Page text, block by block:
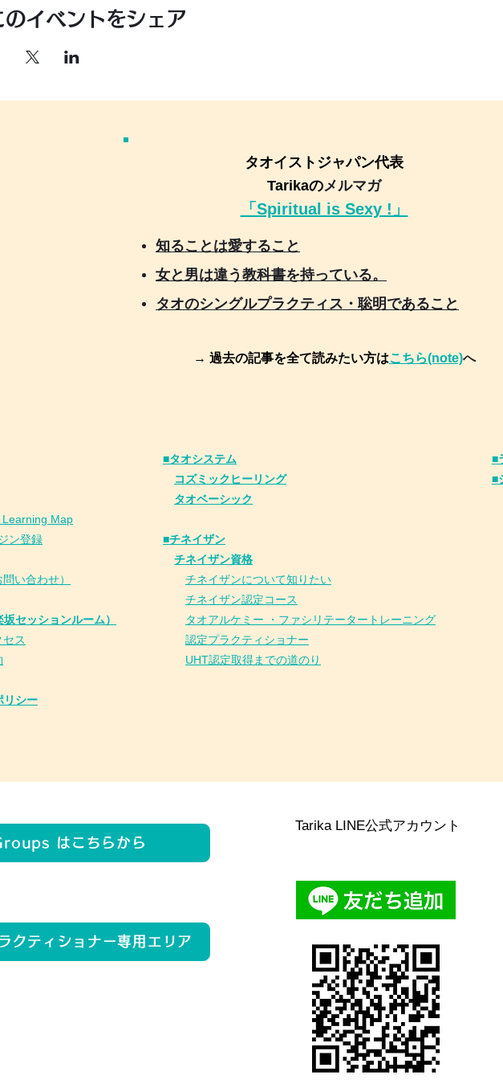
のイベントをシェア
タオイストジャパン代表
Tarikaのメルマガ
「Spiritual is Sexy !」
知ることは愛すること
女と男は違う教科書を持っている。
タオのシングルプラクティス・聡明であること
→ 過去の記事を全て読みたい方はこちら(note)へ
Map
ン登録
い合わせ）
セッションルーム）
ス
リシー
■タオシステム
コズミックヒーリング
タオベーシック
■チネイザン
チネイザン資格
チネイザンについて知りたい
チネイザン認定コース
タオアルケミー ・ファシリテータートレーニング
認定プラクティショナー
UHT認定取得までの道のり
■
■
はこちらから
クティショナー専用エリア
Tarika LINE公式アカウント